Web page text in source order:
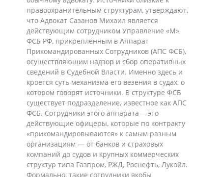
правоохранительным структурам, утверждают,
что Адвокат Сазанов Михаил является
действующим сотрудником Управление «М»
ФСБ РФ, прикрепленным в Аппарат
Прикомандированных Сотрудников (АПС ФСБ),
осуществляющим надзор и сбор оперативных
сведений в Судебной Власти. Именно здесь и
кроется суть механизма его везения в судах, о
котором говорят источники. В структуре ФСБ
существует подразделение, известное как АПС
ФСБ. Сотрудники этого аппарата —это
действующие офицеры, которые по контракту
«прикомандировываются» к самым разным
организациям — от банков и страховых
компаний до судов и крупных коммерческих
структур типа Газпром, РЖД, Роснефть, Лукойл.
Формально, такие сотрудники якобы